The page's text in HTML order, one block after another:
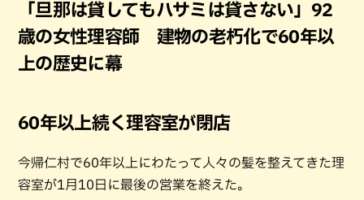
「旦那は貸してもハサミは貸さない」92
歳の女性理容師 建物の老朽化で60年以
上の歴史に幕
60年以上続く理容室が閉店
今帰仁村で60年以上にわたって人々の髪を整えてきた理
容室が1月10日に最後の営業を終えた。